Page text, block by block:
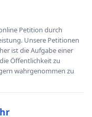
Petition durch
Unsere Petitionen
ist die Aufgabe einer
Öffentlichkeit zu
wahrgenommen zu